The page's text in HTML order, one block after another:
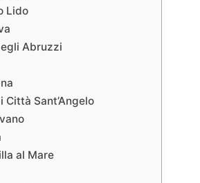
Lido
Abruzzi
Città Sant’Angelo
al Mare